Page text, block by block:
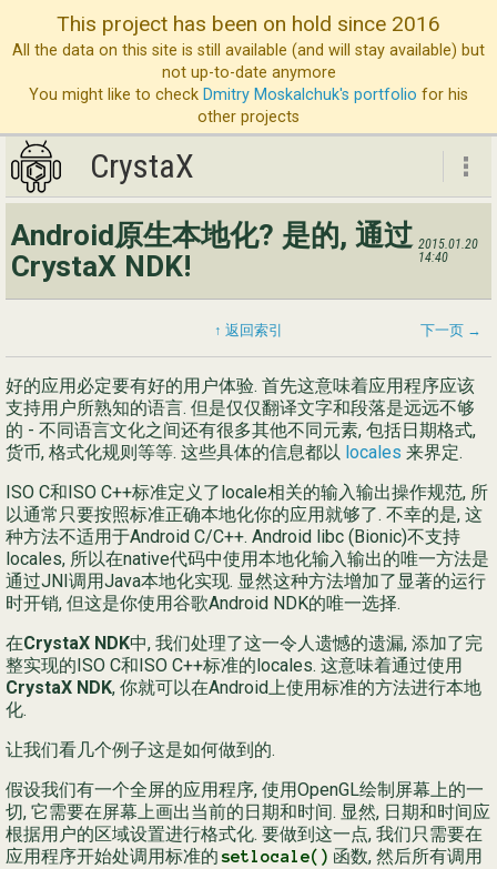
This project has been on hold since 2016
All the data on this site is still available (and will stay available) but
not up-to-date anymore
You might like to check Dmitry Moskalchuk's portfolio for his
other projects
CrystaX
服
联
简
CrystaX
Android原生本地化? 是的, 通过
CrystaX NDK!
2015.01.20
14:40
↑ 返回索引 下一页 →
好的应用必定要有好的用户体验. 首先这意味着应用程序应该
支持用户所熟知的语言. 但是仅仅翻译文字和段落是远远不够
的 - 不同语言文化之间还有很多其他不同元素, 包括日期格式,
货币, 格式化规则等等. 这些具体的信息都以 locales 来界定.
ISO C和ISO C++标准定义了locale相关的输入输出操作规范, 所
以通常只要按照标准正确本地化你的应用就够了. 不幸的是, 这
种方法不适用于Android C/C++. Android libc (Bionic)不支持
locales, 所以在native代码中使用本地化输入输出的唯一方法是
通过JNI调用Java本地化实现. 显然这种方法增加了显著的运行
时开销, 但这是你使用谷歌Android NDK的唯一选择.
在CrystaX NDK中, 我们处理了这一令人遗憾的遗漏, 添加了完
整实现的ISO C和ISO C++标准的locales. 这意味着通过使用
CrystaX NDK, 你就可以在Android上使用标准的方法进行本地
化.
让我们看几个例子这是如何做到的.
假设我们有一个全屏的应用程序, 使用OpenGL绘制屏幕上的一
切, 它需要在屏幕上画出当前的日期和时间. 显然, 日期和时间应
根据用户的区域设置进行格式化. 要做到这一点, 我们只需要在
应用程序开始处调用标准的setlocale() 函数, 然后所有调用